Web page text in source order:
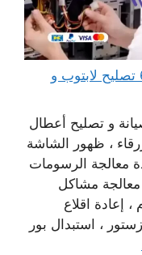
مهندس كمبيوتر صبحان 65511033 تصليح لابتوب و
و تصليح أعطال
، ظهور الشاشة
معالجة الرسومات
معالجة مشاكل
إعادة اقلاع
، استبدال بور